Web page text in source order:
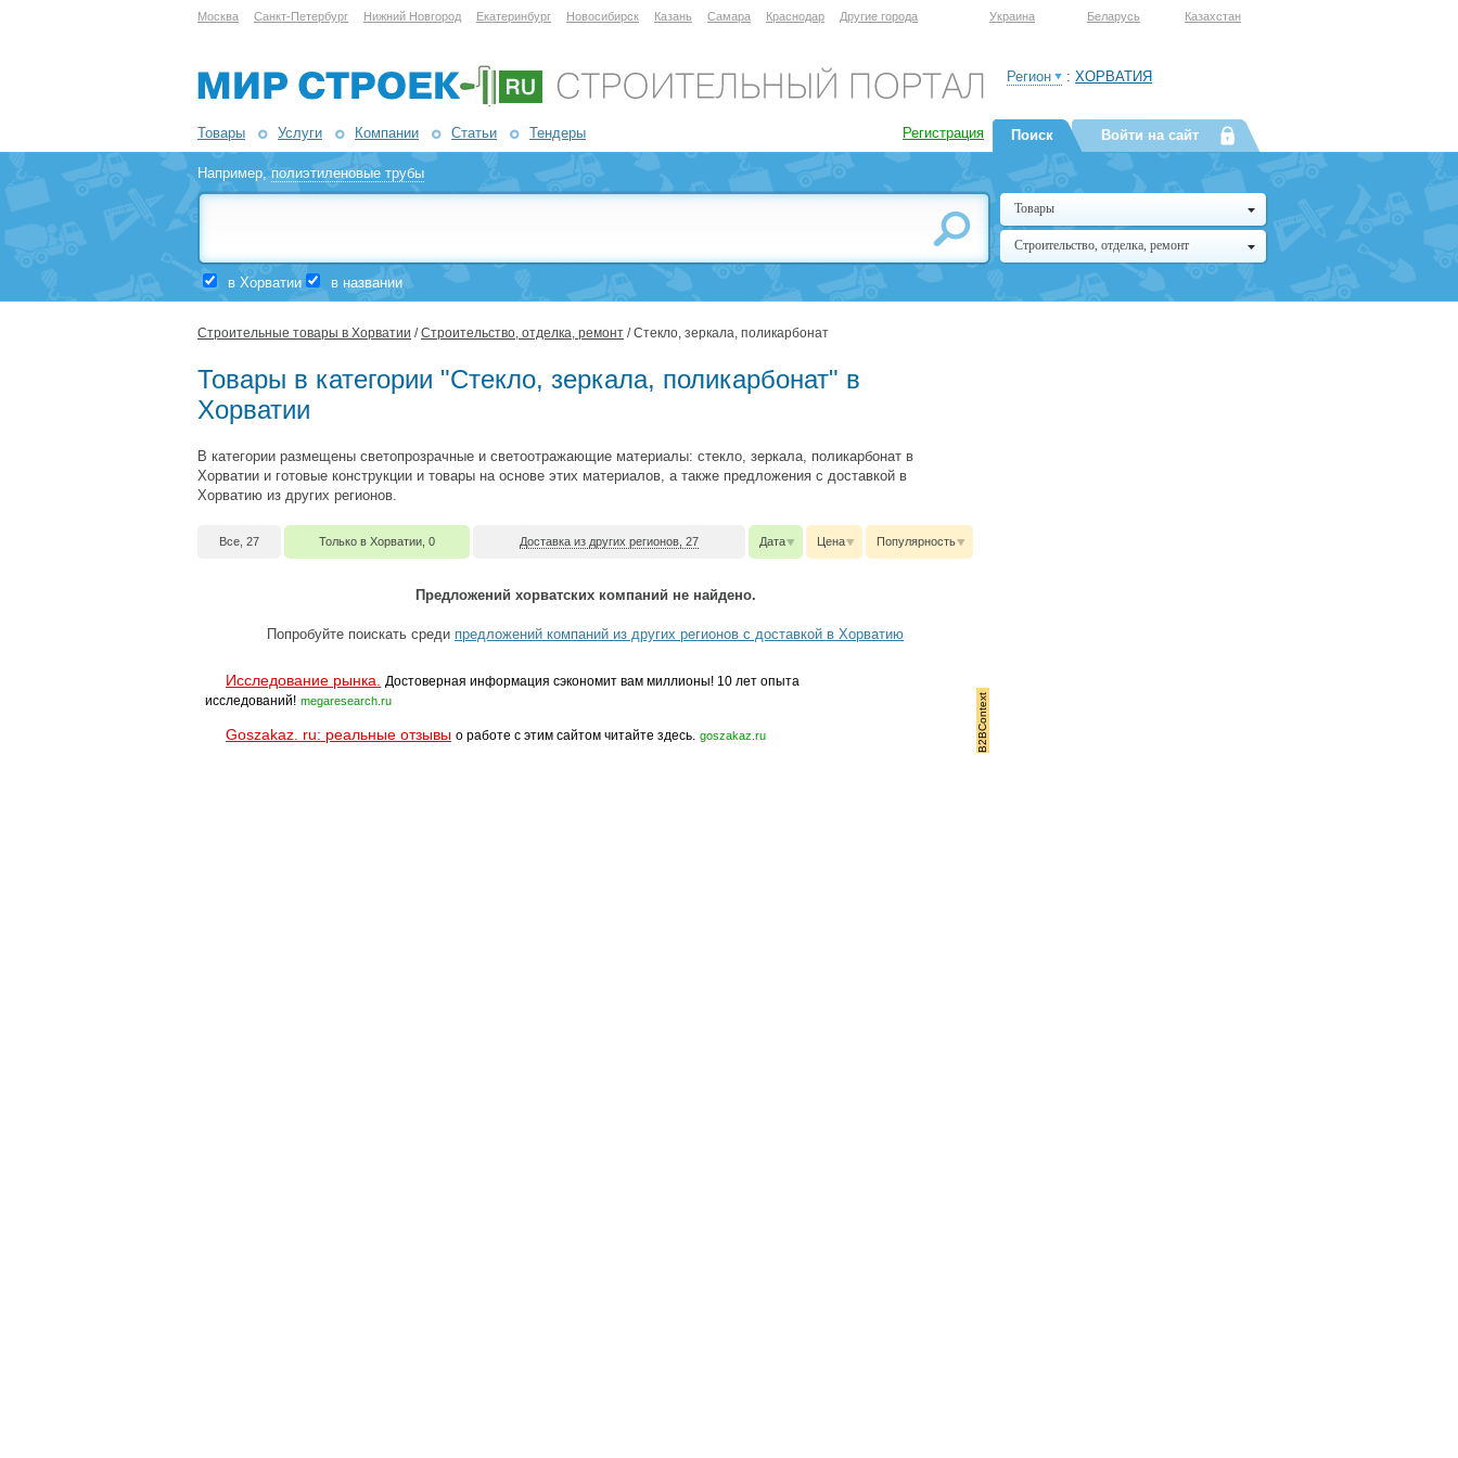
Москва Санкт-Петербург Нижний Новгород Екатеринбург Новосибирск Казань Самара Краснодар Другие города Украина Беларусь Казахстан
Товары Услуги Компании Статьи Тендеры Регистрация
Регион : ХОРВАТИЯ
Например,полиэтиленовые трубы
в Хорватии в названии
Поиск Войти на сайт
Товары
Строительство, отделка, ремонт
Строительные товары в Хорватии /Строительство, отделка, ремонт / Стекло, зеркала, поликарбонат
Товары в категории "Стекло, зеркала, поликарбонат" в
Хорватии
В категории размещены светопрозрачные и светоотражающие материалы: стекло, зеркала, поликарбонат в
Хорватии и готовые конструкции и товары на основе этих материалов, а также предложения с доставкой в
Хорватию из других регионов.
Все, 27 Только в Хорватии, 0 Доставка из других регионов, 27 Дата Цена Популярность
Предложений хорватских компаний не найдено.
Попробуйте поискать среди предложений компаний из других регионов с доставкой в Хорватию
Исследование рынка.
Достоверная информация сэкономит вам миллионы! 10 лет опыта
исследований! megaresearch.ru
Goszakaz. ru: реальные отзывы о работе с этим сайтом читайте здесь. goszakaz.ru